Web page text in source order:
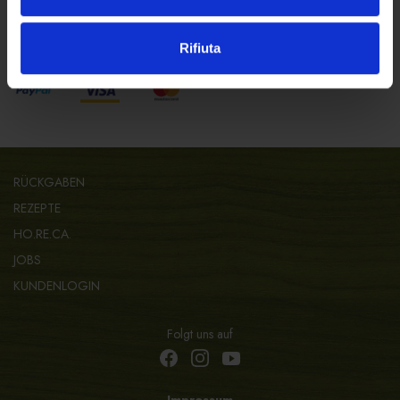
Rifiuta
RÜCKGABEN
REZEPTE
HO.RE.CA.
JOBS
KUNDENLOGIN
Folgt uns auf